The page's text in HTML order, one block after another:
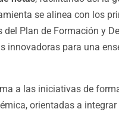
se alinea con los
Plan de Formación y
innovadoras para una
a las iniciativas de
orientadas a integrar